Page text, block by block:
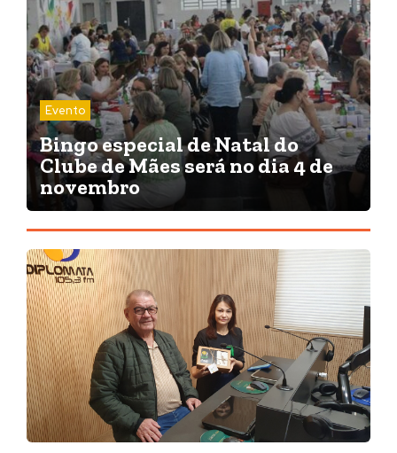
Evento
Bingo especial de Natal do
Clube de Mães será no dia 4 de
novembro